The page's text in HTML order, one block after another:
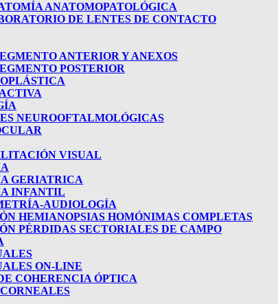
ANATOMOPATOLÓGICA
DE LENTES DE CONTACTO
ANTERIOR Y ANEXOS
POSTERIOR
NEUROOFTALMOLÓGICAS
VISUAL
GERIATRICA
INFANTIL
AUDIOLOGÍA
HEMIANOPSIAS HOMÓNIMAS COMPLETAS
PÉRDIDAS SECTORIALES DE CAMPO
ON-LINE
COHERENCIA ÓPTICA